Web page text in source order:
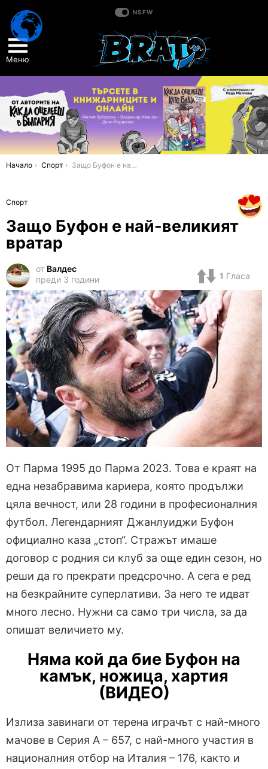
NSFW
Меню
You are here:
Начало Спорт Защо Буфон е най-великият вратар
Спорт
Защо Буфон е най-великият
вратар
от Валдес
преди 3 години
1 Гласа
От Парма 1995 до Парма 2023. Това е краят на
една незабравима кариера, която продължи
цяла вечност, или 28 години в професионалния
футбол. Легендарният Джанлуиджи Буфон
официално каза „стоп“. Стражът имаше
договор с родния си клуб за още един сезон, но
реши да го прекрати предсрочно. А сега е ред
на безкрайните суперлативи. За него те идват
много лесно. Нужни са само три числа, за да
опишат величието му.
Няма кой да бие Буфон на
камък, ножица, хартия
(ВИДЕО)
Излиза завинаги от терена играчът с най-много
мачове в Серия А – 657, с най-много участия в
националния отбор на Италия – 176, както и